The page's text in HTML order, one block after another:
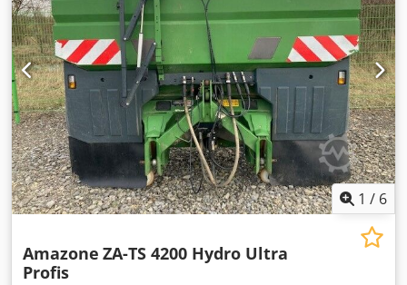
1 / 6
Amazone ZA-TS 4200 Hydro Ultra
Profis